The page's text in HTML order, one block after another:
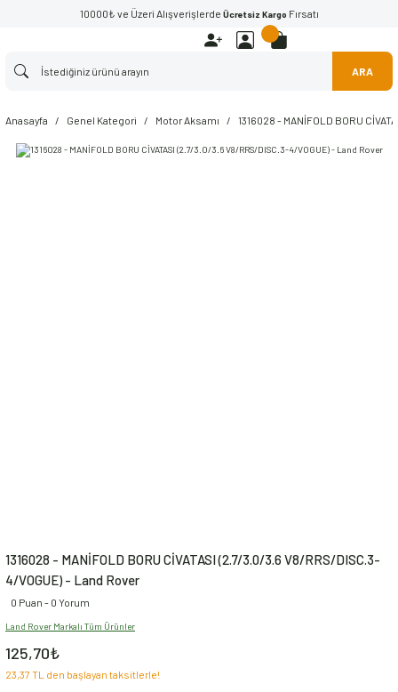
10000₺ ve Üzeri Alışverişlerde Ücretsiz Kargo Fırsatı
ARA
Anasayfa Genel Kategori Motor Aksamı 1316028 - MANİFOLD BORU
1316028 - MANİFOLD BORU CİVATASI (2.7/3.0/3.6 V8/RRS/DISC.3-
4/VOGUE) - Land Rover
0 Puan - 0 Yorum
Land Rover Markalı Tüm Ürünler
125,70₺
23,37 TL den başlayan taksitlerle!